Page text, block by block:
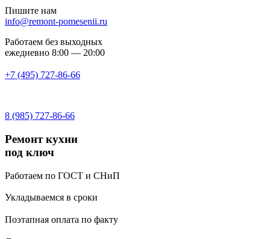
Пишите нам
info@remont-pomesenii.ru
Работаем без выходных
ежедневно 8:00 — 20:00
+7 (495) 727-86-66
8 (985) 727-86-66
Ремонт кухни
под ключ
Работаем по ГОСТ и СНиП
Укладываемся в сроки
Поэтапная оплата по факту